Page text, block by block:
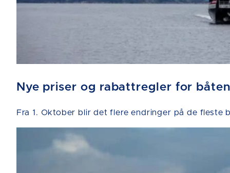
Nye priser og rabattregler for
Fra 1. Oktober blir det flere endringer på de